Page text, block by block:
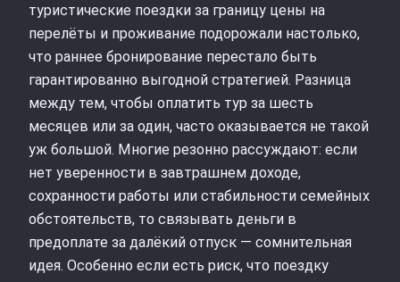
туристические поездки за границу цены на
перелёты и проживание подорожали настолько,
что раннее бронирование перестало быть
гарантированно выгодной стратегией. Разница
между тем, чтобы оплатить тур за шесть
месяцев или за один, часто оказывается не такой
уж большой. Многие резонно рассуждают: если
нет уверенности в завтрашнем доходе,
сохранности работы или стабильности семейных
обстоятельств, то связывать деньги в
предоплате за далёкий отпуск — сомнительная
идея. Особенно если есть риск, что поездку